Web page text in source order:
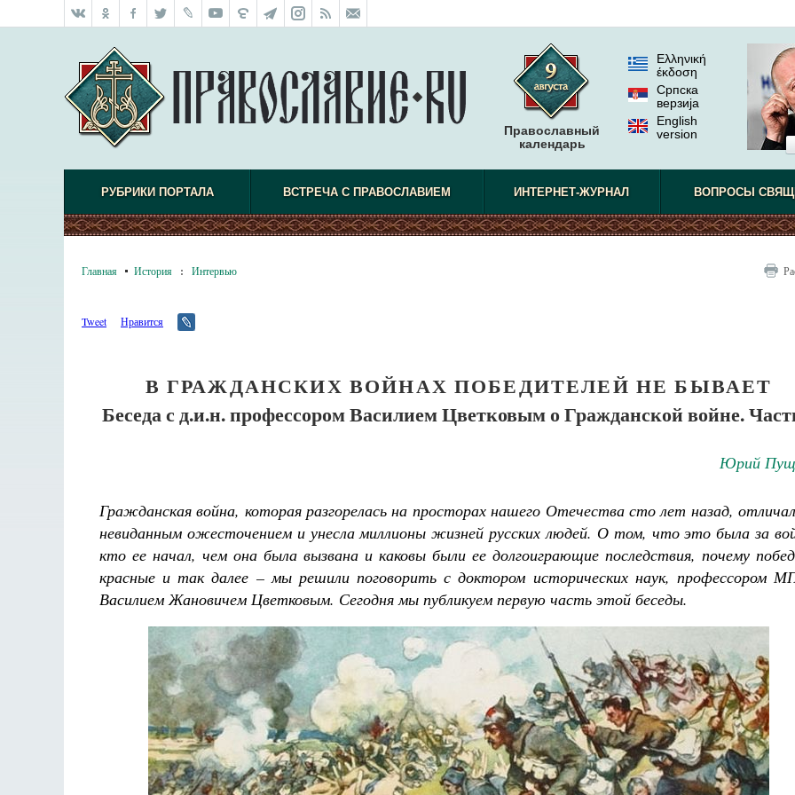
Православный
календарь
Ελληνική
έκδοση
Српска
верзиjа
English
version
РУБРИКИ ПОРТАЛА ВСТРЕЧА С ПРАВОСЛАВИЕМ ИНТЕРНЕТ-ЖУРНАЛ ВОПРОСЫ
Главная История : Интервью
Tweet Нравится
В ГРАЖДАНСКИХ ВОЙНАХ ПОБЕДИТЕЛЕЙ НЕ БЫВАЕТ
Беседа с д.и.н. профессором Василием Цветковым о Гражданской войне.
Юрий
Гражданская война, которая разгорелась на просторах нашего Отечества сто лет назад,
невиданным ожесточением и унесла миллионы жизней русских людей. О том, что это была за
кто ее начал, чем она была вызвана и каковы были ее долгоиграющие последствия, почему
красные и так далее – мы решили поговорить с доктором исторических наук, профессором
Василием Жановичем Цветковым. Сегодня мы публикуем первую часть этой беседы.
Разлуки не будет
Великомученик Георгий Победоносец.
святого
Роман Котов